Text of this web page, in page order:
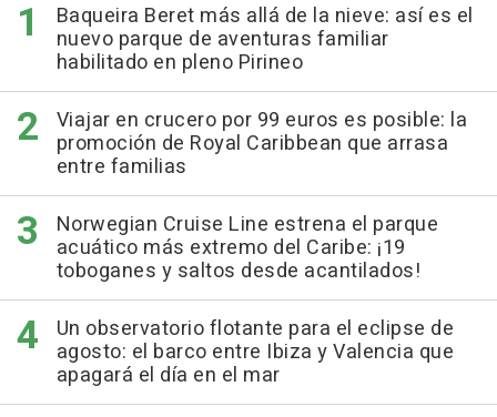
Baqueira Beret más allá de la nieve: así es el
nuevo parque de aventuras familiar
habilitado en pleno Pirineo
Viajar en crucero por 99 euros es posible: la
promoción de Royal Caribbean que arrasa
entre familias
Norwegian Cruise Line estrena el parque
acuático más extremo del Caribe: ¡19
toboganes y saltos desde acantilados!
Un observatorio flotante para el eclipse de
agosto: el barco entre Ibiza y Valencia que
apagará el día en el mar